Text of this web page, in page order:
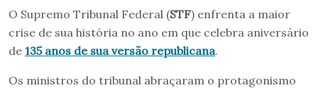
O Supremo Tribunal Federal (STF) enfrenta a maior
crise de sua história no ano em que celebra aniversário
de 135 anos de sua versão republicana.
Os ministros do tribunal abraçaram o protagonismo